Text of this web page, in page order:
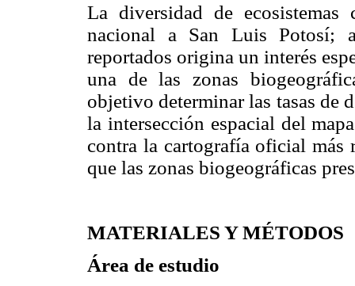
La diversidad de ecosistemas
nacional a San Luis Potosí;
reportados origina un interés
una de las zonas
objetivo determinar las tasas de
la intersección espacial del
contra la cartografía oficial más
que las zonas biogeográficas
MATERIALES Y MÉTODOS
Área de estudio